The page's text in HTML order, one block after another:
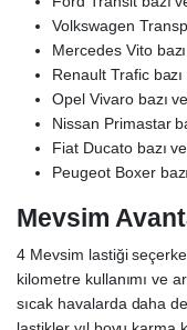
Volkswagen
Mercedes Vito
Renault Trafic
Opel Vivaro bazı
Nissan Primastar
Fiat Ducato bazı
Peugeot Boxer
Mevsim
4 Mevsim lastiği
kilometre kullanımı ve
sıcak havalarda daha